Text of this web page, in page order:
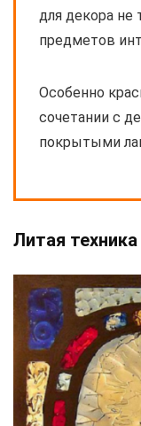
для декора не
предметов
Особенно
сочетании с
покрытыми
Литая техника